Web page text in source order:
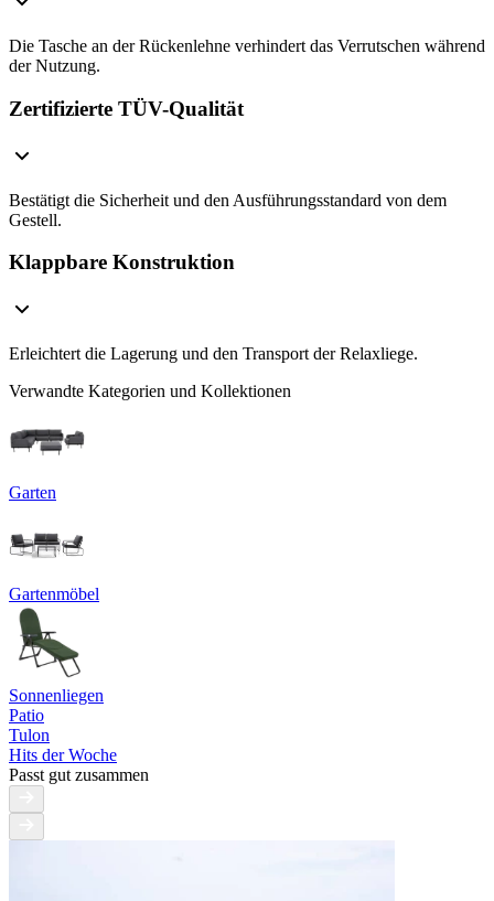
Die Tasche an der Rückenlehne verhindert das Verrutschen während
der Nutzung.
Zertifizierte TÜV-Qualität
Bestätigt die Sicherheit und den Ausführungsstandard von dem
Gestell.
Klappbare Konstruktion
Erleichtert die Lagerung und den Transport der Relaxliege.
Verwandte Kategorien und Kollektionen
Garten
Gartenmöbel
Sonnenliegen
Patio
Tulon
Hits der Woche
Passt gut zusammen